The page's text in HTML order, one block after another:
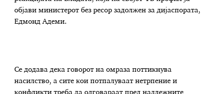
објави министерот без ресор задолжен за дијаспората,
Едмонд Адеми.
Се додава дека говорот на омраза поттикнува
насилство, а сите кои потпалуваат нетрпение и